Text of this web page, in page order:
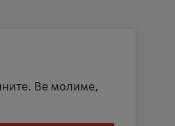
Ве молиме,